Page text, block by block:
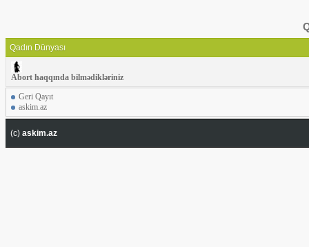
Qadın Dünyası
Abort haqqında bilmədikləriniz
Geri Qayıt
askim.az
(c) askim.az